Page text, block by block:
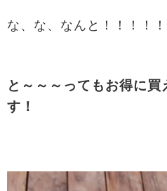
な、な、なんと！！！！！
と～～～ってもお得に
す！